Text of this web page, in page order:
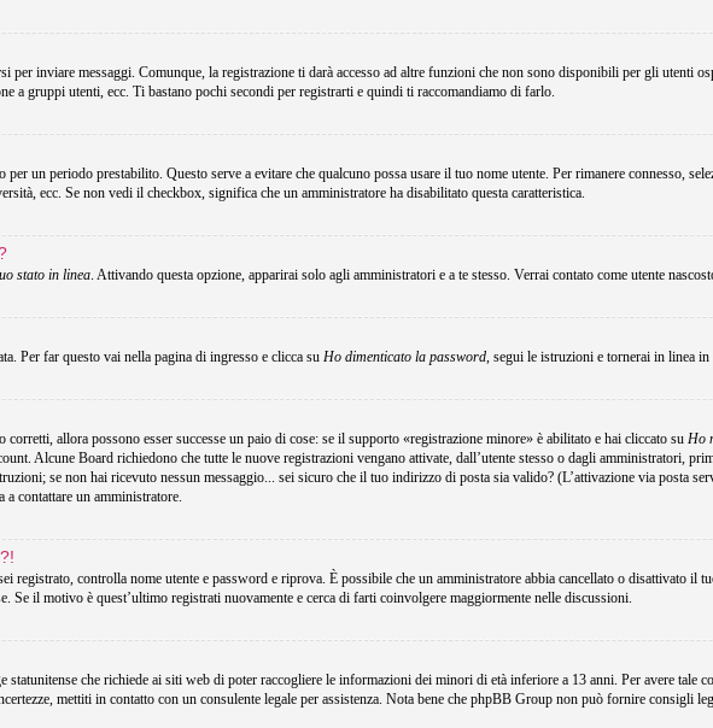
per inviare messaggi. Comunque, la registrazione ti darà accesso ad altre funzioni che non sono disponibili per gli utenti
a gruppi utenti, ecc. Ti bastano pochi secondi per registrarti e quindi ti raccomandiamo di farlo.
per un periodo prestabilito. Questo serve a evitare che qualcuno possa usare il tuo nome utente. Per rimanere connesso,
ecc. Se non vedi il checkbox, significa che un amministratore ha disabilitato questa caratteristica.
stato in linea. Attivando questa opzione, apparirai solo agli amministratori e a te stesso. Verrai contato come utente
Per far questo vai nella pagina di ingresso e clicca su Ho dimenticato la password, segui le istruzioni e tornerai in linea in
allora possono esser successe un paio di cose: se il supporto «registrazione minore» è abilitato e hai cliccato su Ho
Alcune Board richiedono che tutte le nuove registrazioni vengano attivate, dall’utente stesso o dagli amministratori,
se non hai ricevuto nessun messaggio... sei sicuro che il tuo indirizzo di posta sia valido? (L’attivazione via posta
contattare un amministratore.
registrato, controlla nome utente e password e riprova. È possibile che un amministratore abbia cancellato o disattivato il
Se il motivo è quest’ultimo registrati nuovamente e cerca di farti coinvolgere maggiormente nelle discussioni.
che richiede ai siti web di poter raccogliere le informazioni dei minori di età inferiore a 13 anni. Per avere tale
mettiti in contatto con un consulente legale per assistenza. Nota bene che phpBB Group non può fornire consigli